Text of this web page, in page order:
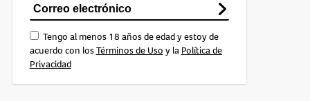
Tengo al menos 18 años de edad y estoy de
acuerdo con losTérminos de Uso y la Política de
Privacidad